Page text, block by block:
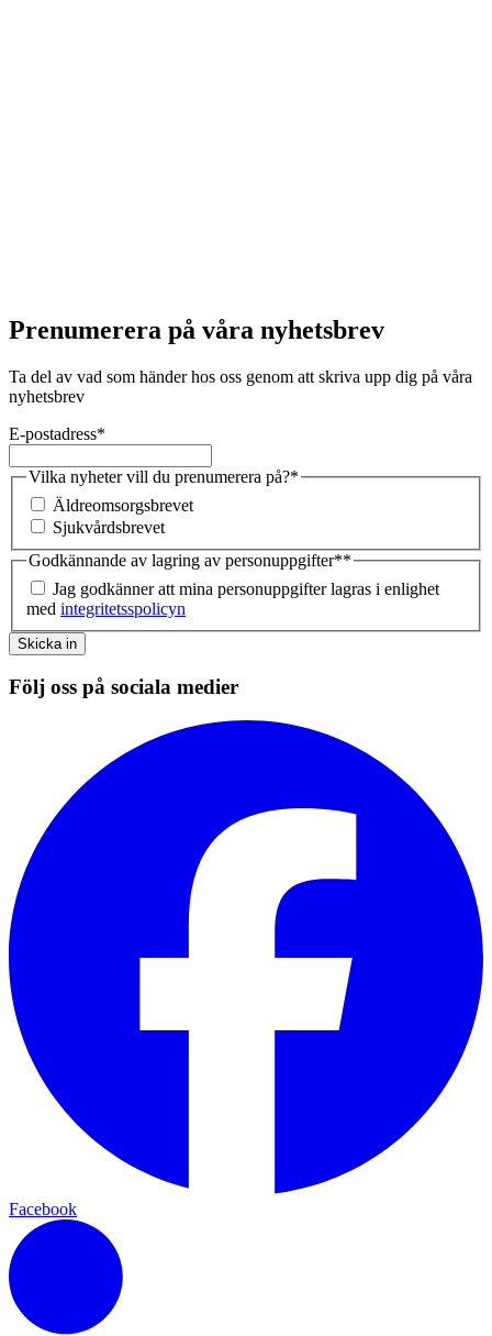
Prenumerera på våra nyhetsbrev
Ta del av vad som händer hos oss genom att skriva upp dig på våra
nyhetsbrev
E-postadress*
Vilka nyheter vill du prenumerera på?*
Äldreomsorgsbrevet
Sjukvårdsbrevet
Godkännande av lagring av personuppgifter**
Jag godkänner att mina personuppgifter lagras i enlighet
med integritetsspolicyn
Skicka in
Följ oss på sociala medier
Facebook